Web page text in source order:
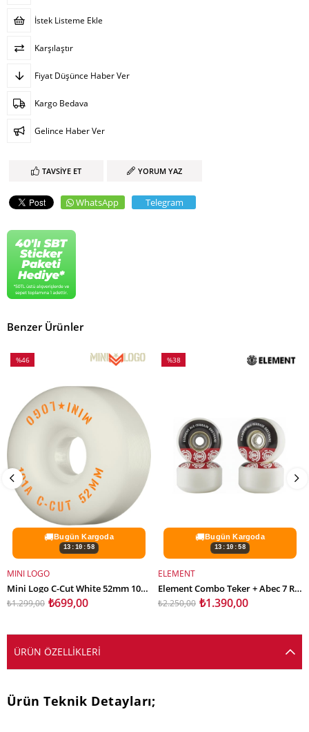
İstek Listeme Ekle
Karşılaştır
Fiyat Düşünce Haber Ver
Kargo Bedava
Gelince Haber Ver
TAVSIYE ET YORUM YAZ
WhatsApp Telegram
Benzer Ürünler
🚚Bugün Kargoda
13:10:57
SEPETE EKLE
%46
MINI LOGO
Mini Logo C-Cut White 52mm 101A Wheels
₺699,00
₺1.299,00
🚚Bugün Kargoda
13:10:57
SEPETE EKLE
%38
ELEMENT
Element Combo Teker + Abec 7 Rulman Set
₺1.390,00
₺2.250,00
ÜRÜN ÖZELLIKLERI
Ürün Teknik Detayları;